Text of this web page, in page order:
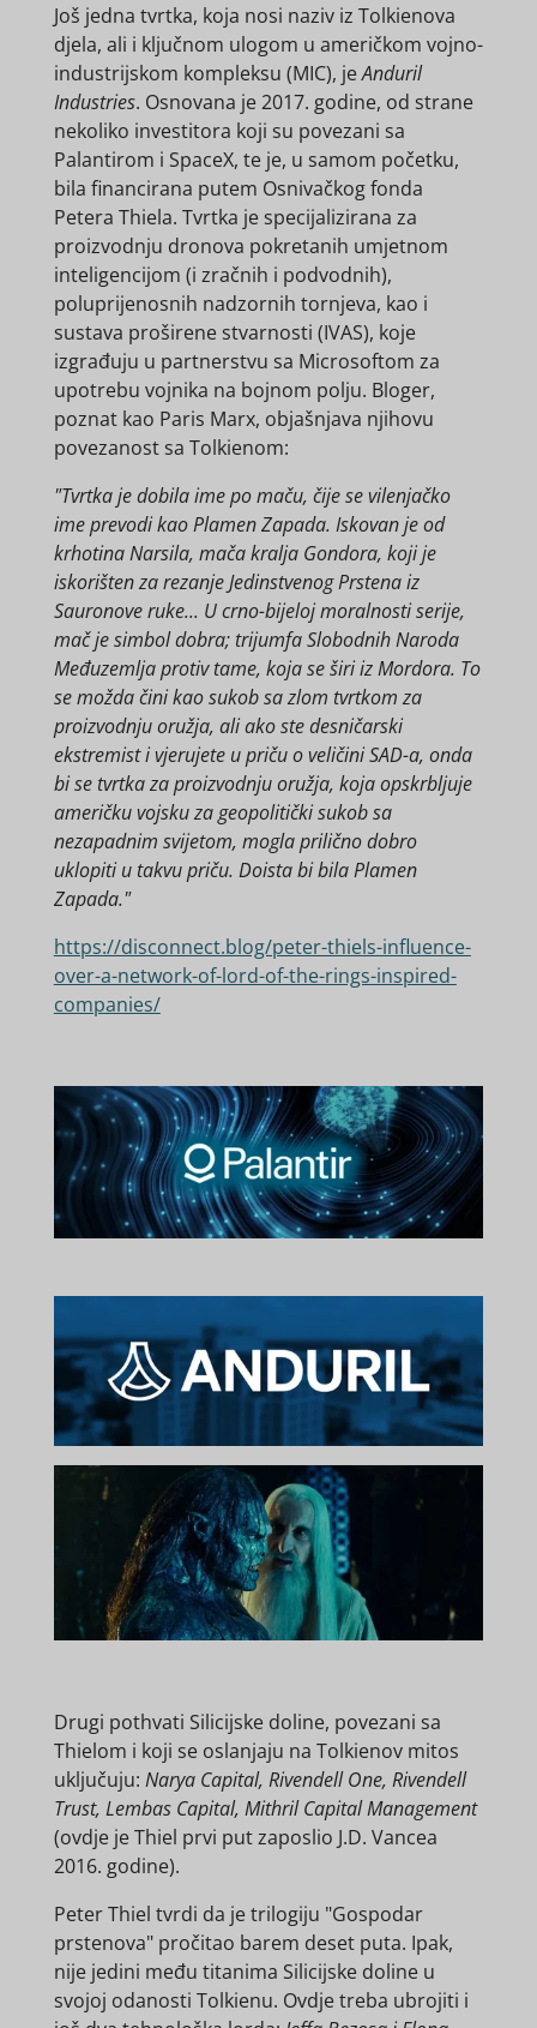
Još jedna tvrtka, koja nosi naziv iz Tolkienova
djela, ali i ključnom ulogom u američkom vojno-
industrijskom kompleksu (MIC), jeAnduril
Industries. Osnovana je 2017. godine, od strane
nekoliko investitora koji su povezani sa
Palantirom i SpaceX, te je, u samom početku,
bila financirana putem Osnivačkog fonda
Petera Thiela. Tvrtka je specijalizirana za
proizvodnju dronova pokretanih umjetnom
inteligencijom (i zračnih i podvodnih),
poluprijenosnih nadzornih tornjeva, kao i
sustava proširene stvarnosti (IVAS), koje
izgrađuju u partnerstvu sa Microsoftom za
upotrebu vojnika na bojnom polju. Bloger,
poznat kao Paris Marx, objašnjava njihovu
povezanost sa Tolkienom:
"Tvrtka je dobila ime po maču, čije se vilenjačko
ime prevodi kao Plamen Zapada. Iskovan je od
krhotina Narsila, mača kralja Gondora, koji je
iskorišten za rezanje Jedinstvenog Prstena iz
Sauronove ruke... U crno-bijeloj moralnosti serije,
mač je simbol dobra; trijumfa Slobodnih Naroda
Međuzemlja protiv tame, koja se širi iz Mordora. To
se možda čini kao sukob sa zlom tvrtkom za
proizvodnju oružja, ali ako ste desničarski
ekstremist i vjerujete u priču o veličini SAD-a, onda
bi se tvrtka za proizvodnju oružja, koja opskrbljuje
američku vojsku za geopolitički sukob sa
nezapadnim svijetom, mogla prilično dobro
uklopiti u takvu priču. Doista bi bila Plamen
Zapada."
https://disconnect.blog/peter-thiels-influence-
over-a-network-of-lord-of-the-rings-inspired-
companies/
Drugi pothvati Silicijske doline, povezani sa
Thielom i koji se oslanjaju na Tolkienov mitos
uključuju: Narya Capital, Rivendell One, Rivendell
Trust, Lembas Capital, Mithril Capital Management
(ovdje je Thiel prvi put zaposlio J.D. Vancea
2016. godine).
Peter Thiel tvrdi da je trilogiju "Gospodar
prstenova" pročitao barem deset puta. Ipak,
nije jedini među titanima Silicijske doline u
svojoj odanosti Tolkienu. Ovdje treba ubrojiti i